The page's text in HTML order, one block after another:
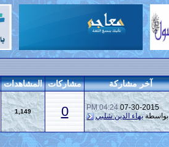
آخر مشاركة مشاركات المشاهدات
07-30-2015
04:24 PM
بواسطةبهاء الدين شلبي 0
1,149